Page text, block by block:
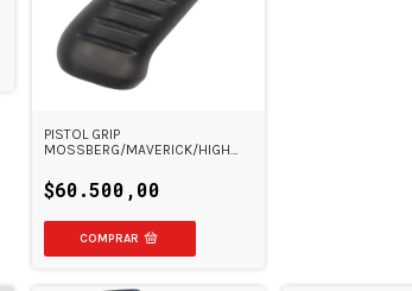
PISTOL GRIP
MOSSBERG/MAVERICK/HIGH
$60.500,00